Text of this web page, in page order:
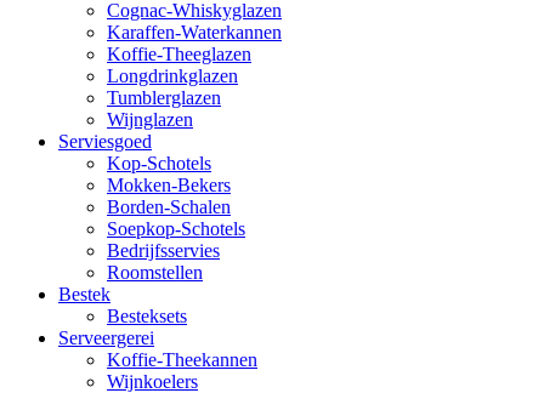
Cognac-Whiskyglazen
Karaffen-Waterkannen
Koffie-Theeglazen
Longdrinkglazen
Tumblerglazen
Wijnglazen
Serviesgoed
Kop-Schotels
Mokken-Bekers
Borden-Schalen
Soepkop-Schotels
Bedrijfsservies
Roomstellen
Bestek
Besteksets
Serveergerei
Koffie-Theekannen
Wijnkoelers